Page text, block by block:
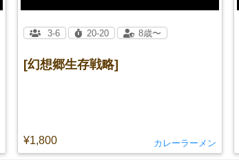
[幻想郷生存戦略]
¥1,800
3-6 20-20 8歳〜
カレーラーメン